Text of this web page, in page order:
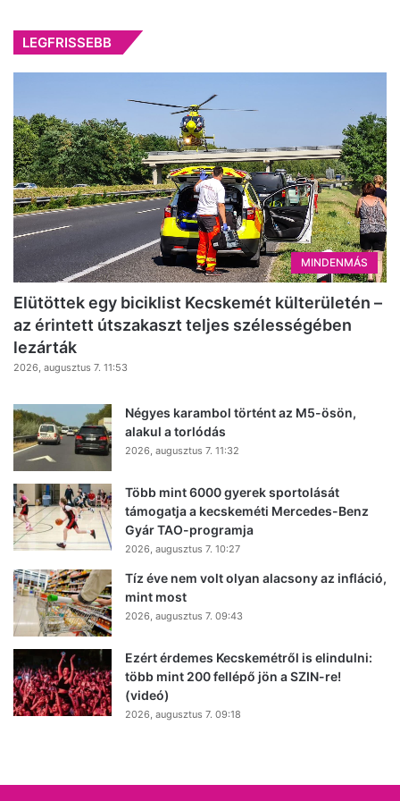
LEGFRISSEBB
MINDENMÁS
Elütöttek egy biciklist Kecskemét külterületén –
az érintett útszakaszt teljes szélességében
lezárták
2026, augusztus 7. 11:53
Négyes karambol történt az M5-ösön,
alakul a torlódás
2026, augusztus 7. 11:32
Több mint 6000 gyerek sportolását
támogatja a kecskeméti Mercedes-Benz
Gyár TAO-programja
2026, augusztus 7. 10:27
Tíz éve nem volt olyan alacsony az infláció,
mint most
2026, augusztus 7. 09:43
Ezért érdemes Kecskemétről is elindulni:
több mint 200 fellépő jön a SZIN-re!
(videó)
2026, augusztus 7. 09:18